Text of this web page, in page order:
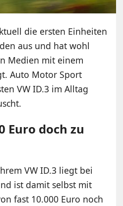
die ersten Einheiten
aus und hat wohl
Medien mit einem
Auto Motor Sport
VW ID.3 im Alltag
Euro doch zu
VW ID.3 liegt bei
ist damit selbst mit
fast 10.000 Euro noch